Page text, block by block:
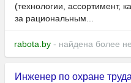
(технологии, ассортимент,
за рациональным...
rabota.by - найдена более
Инженер по охране труда